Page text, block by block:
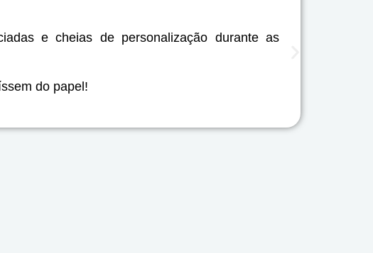
e cheias de personalização durante as
do papel!